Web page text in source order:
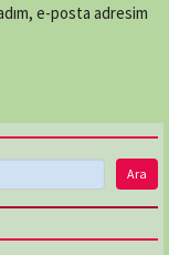
e-posta adresim
Ara